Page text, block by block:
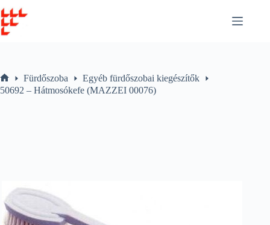
to
content
Home
Fürdőszoba
Egyéb fürdőszobai kiegészítők
50692 – Hátmosókefe (MAZZEI 00076)